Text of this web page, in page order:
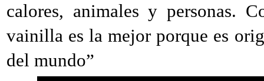
calores, animales y personas.
vainilla es la mejor porque es
del mundo”